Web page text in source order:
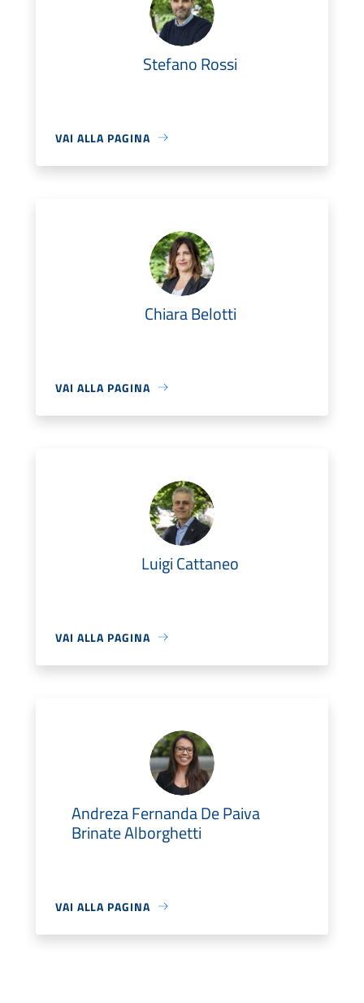
Stefano Rossi
VAI ALLA PAGINA
Chiara Belotti
VAI ALLA PAGINA
Luigi Cattaneo
VAI ALLA PAGINA
Andreza Fernanda De Paiva
Brinate Alborghetti
VAI ALLA PAGINA